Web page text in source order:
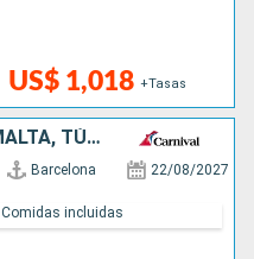
US$ 1,018 +Tasas
ESPAÑA, FRANCIA, ITALIA, MALTA, TÚNEZ
Barcelona 22/08/2027
Comidas incluidas